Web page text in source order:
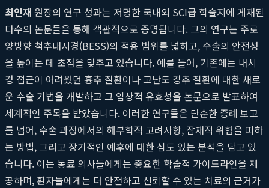
최인재 원장의 연구 성과는 저명한 국내외 SCI급 학술지에 게재된
다수의 논문들을 통해 객관적으로 증명됩니다. 그의 연구는 주로
양방향 척추내시경(BESS)의 적용 범위를 넓히고, 수술의 안전성
을 높이는 데 초점을 맞추고 있습니다. 예를 들어, 기존에는 내시
경 접근이 어려웠던 흉추 질환이나 고난도 경추 질환에 대한 새로
운 수술 기법을 개발하고 그 임상적 유효성을 논문으로 발표하여
세계적인 주목을 받았습니다. 이러한 연구들은 단순한 증례 보고
를 넘어, 수술 과정에서의 해부학적 고려사항, 잠재적 위험을 피하
는 방법, 그리고 장기적인 예후에 대한 심도 있는 분석을 담고 있
습니다. 이는 동료 의사들에게는 중요한 학술적 가이드라인을 제
공하며, 환자들에게는 더 안전하고 신뢰할 수 있는 치료의 근거가